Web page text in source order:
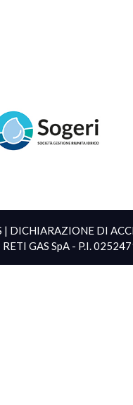
| DICHIARAZIONE DI
RETI GAS SpA - P.I.